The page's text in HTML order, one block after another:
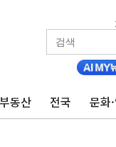
부동산 전국 문화
A아파트 '입주민 3인